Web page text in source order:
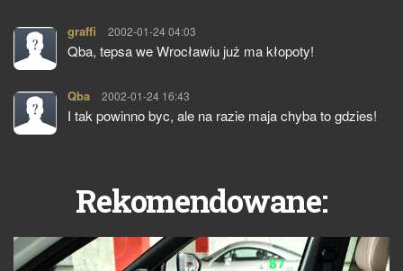
graffi pisze:
2002-01-24 04:03
Qba, tepsa we Wrocławiu już ma kłopoty!
Qba pisze:
2002-01-24 16:43
I tak powinno byc, ale na razie maja chyba to gdzies!
Rekomendowane: